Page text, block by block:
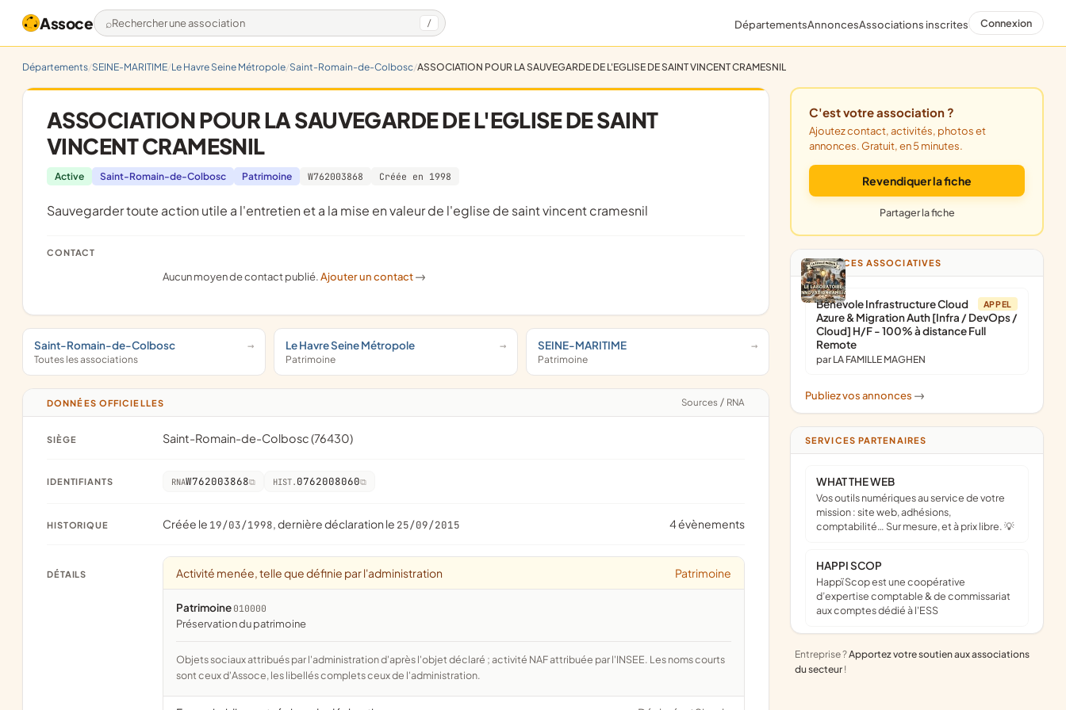
Assoce Rechercher une association / DépartementsAnnoncesAssociations inscrites Connexion
Départements SEINE-MARITIME Le Havre Seine Métropole Saint-Romain-de-Colbosc ASSOCIATION POUR LA SAUVEGARDE DE L'EGLISE DE SAINT VINCENT CRAMESNIL
ASSOCIATION POUR LA SAUVEGARDE DE L'EGLISE DE SAINT
VINCENT CRAMESNIL
Active Saint-Romain-de-Colbosc Patrimoine W762003868 Créée en 1998
sauvegarder toute action utile a l'entretien et a la mise en valeur de l'eglise de saint vincent cramesnil
CONTACT
Aucun moyen de contact publié.Ajouter un contact ->
Saint-Romain-de-Colbosc
Toutes les associations
Le Havre Seine Métropole
Patrimoine
SEINE-MARITIME
Patrimoine
DONNÉES OFFICIELLES Sources / RNA
SIÈGE Saint-Romain-de-Colbosc (76430)
IDENTIFIANTS RNAW762003868 HIST. 0762008060
HISTORIQUE Créée le 19/03/1998, dernière déclaration le 25/09/2015 4 évènements
DÉTAILS Activité menée, telle que définie par l'administration Patrimoine
Patrimoine 010000
préservation du patrimoine
Objets sociaux attribués par l'administration d'après l'objet déclaré ; activité NAF attribuée par l'INSEE. Les noms courts
sont ceux d'Assoce, les libellés complets ceux de l'administration.
C'est votre association ?
Ajoutez contact, activités, photos et
annonces. Gratuit, en 5 minutes.
Revendiquer la fiche
Partager la fiche
ANNONCES ASSOCIATIVES
APPEL
Bénévole Infrastructure Cloud
Azure & Migration Auth [Infra / DevOps /
Cloud] H/F - 100% à distance Full
Remote
par LA FAMILLE MAGHEN
Publiez vos annonces ->
SERVICES PARTENAIRES
WHAT THE WEB
Vos outils numériques au service de votre
mission : site web, adhésions,
comptabilité… Sur mesure, et à prix libre. 💡
HAPPI SCOP
Happï Scop est une coopérative
d’expertise comptable & de commissariat
aux comptes dédié à l'ESS
Entreprise ?Apportez votre soutien aux associations
du secteur !